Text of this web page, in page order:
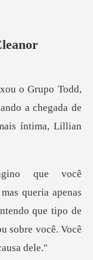
0
a chegada de
ria apenas
que tipo de